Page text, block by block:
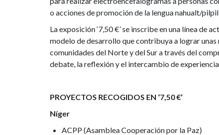
o acciones de promoción de la lengua nahualt/pilpil
La exposición ‘7,50 €’ se inscribe en una línea
modelo de desarrollo que contribuya a lograr
comunidades del Norte y del Sur a través del
debate, la reflexión y el intercambio de
PROYECTOS RECOGIDOS EN ‘7,50 €’
Níger
ACPP (Asamblea Cooperación por la Paz)